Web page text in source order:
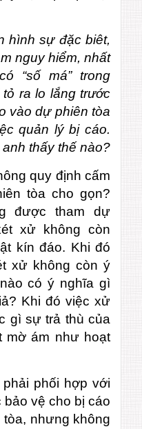
hình sự đặc biêt,
nguy hiểm, nhất
“số má” trong
ra lo lắng trước
vào dự phiên tòa
quản lý bị cáo.
thấy thế nào?
quy định cấm
tòa cho gọn?
được tham dự
xử không còn
kín đáo. Khi đó
xử không còn ý
có ý nghĩa gì
Khi đó việc xử
gì sự trả thù của
mờ ám như hoạt
phối hợp với
vệ cho bị cáo
nhưng không